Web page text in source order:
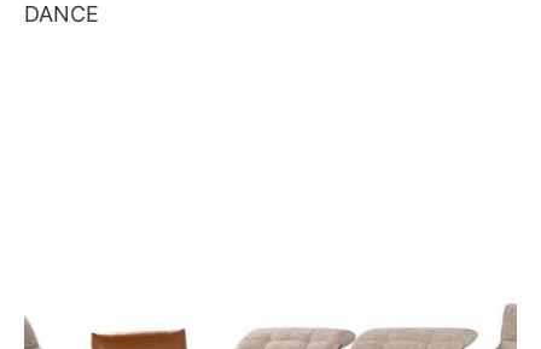
DANCE